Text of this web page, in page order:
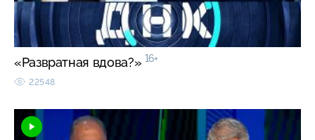
«Развратная вдова?» 16+
22548